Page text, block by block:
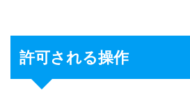
許可される操作